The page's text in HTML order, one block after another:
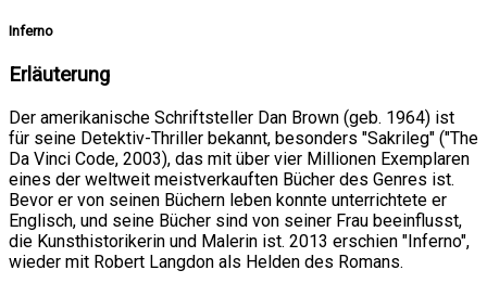
Inferno
Erläuterung
Der amerikanische Schriftsteller Dan Brown (geb. 1964) ist
für seine Detektiv-Thriller bekannt, besonders "Sakrileg" ("The
Da Vinci Code, 2003), das mit über vier Millionen Exemplaren
eines der weltweit meistverkauften Bücher des Genres ist.
Bevor er von seinen Büchern leben konnte unterrichtete er
Englisch, und seine Bücher sind von seiner Frau beeinflusst,
die Kunsthistorikerin und Malerin ist. 2013 erschien "Inferno",
wieder mit Robert Langdon als Helden des Romans.